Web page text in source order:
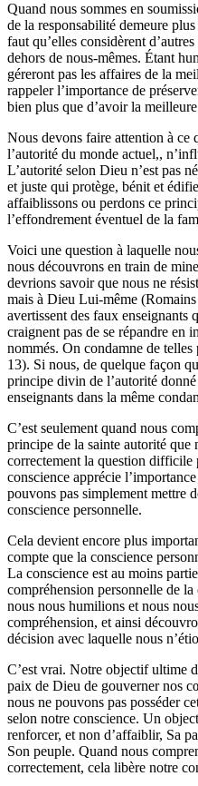
Quand nous sommes en
de la responsabilité demeure
faut qu’elles considèrent
dehors de nous-mêmes. Étant
géreront pas les affaires de la
rappeler l’importance de
bien plus que d’avoir la
Nous devons faire attention à ce
l’autorité du monde actuel,,
L’autorité selon Dieu n’est pas
et juste qui protège, bénit et
affaiblissons ou perdons ce
l’effondrement éventuel de la
Voici une question à laquelle
nous découvrons en train de
devrions savoir que nous ne
mais à Dieu Lui-même
avertissent des faux enseignants
craignent pas de se répandre en
nommés. On condamne de
13). Si nous, de quelque façon
principe divin de l’autorité
enseignants dans la même
C’est seulement quand nous
principe de la sainte autorité que
correctement la question difficile
conscience apprécie
pouvons pas simplement mettre
conscience personnelle.
Cela devient encore plus
compte que la conscience
La conscience est au moins
compréhension personnelle de
nous nous humilions et nous
compréhension, et ainsi
décision avec laquelle nous
C’est vrai. Notre objectif ultime
paix de Dieu de gouverner nos
nous ne pouvons pas posséder
selon notre conscience. Un
renforcer, et non d’affaiblir, Sa
Son peuple. Quand nous
correctement, cela libère notre